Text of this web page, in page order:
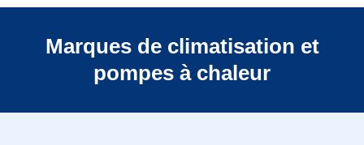
Marques de climatisation et
pompes à chaleur